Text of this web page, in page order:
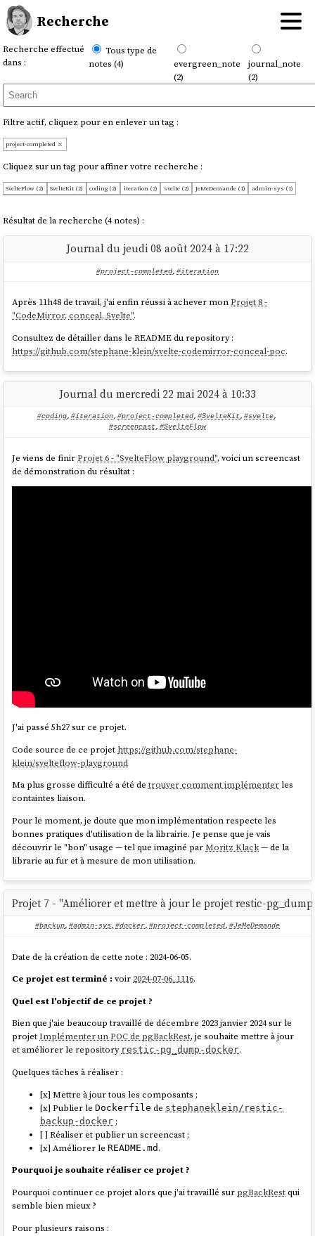
Recherche
Recherche effectué
dans :
Tous type de
notes (4)
evergreen_note
(2)
journal_note
(2)
Filtre actif, cliquez pour en enlever un tag :
project-completed
Cliquez sur un tag pour affiner votre recherche :
SvelteFlow (2) SvelteKit (2) coding (2) iteration (2) svelte (2) JeMeDemande (1)
admin-sys (1)
Résultat de la recherche (4 notes) :
Journal du jeudi 08 août 2024 à 17:22
#project-completed, #iteration
Après 11h48 de travail, j'ai enfin réussi à achever monProjet 8 -
"CodeMirror, conceal, Svelte".
Consultez de détailler dans le README du repository :
https://github.com/stephane-klein/svelte-codemirror-conceal-poc.
Journal du mercredi 22 mai 2024 à 10:33
#coding, #iteration, #project-completed, #SvelteKit, #svelte,
#screencast, #SvelteFlow
Je viens de finirProjet 6 - "SvelteFlow playground", voici un screencast
de démonstration du résultat :
J'ai passé 5h27 sur ce projet.
Code source de ce projet https://github.com/stephane-
klein/svelteflow-playground
Ma plus grosse difficulté a été detrouver comment implémenterles
containtes liaison.
Pour le moment, je doute que mon implémentation respecte les
bonnes pratiques d'utilisation de la librairie. Je pense que je vais
découvrir le "bon" usage — tel que imaginé parMoritz Klack— de la
librarie au fur et à mesure de mon utilisation.
Projet 7 - "Améliorer et mettre à jour le projet restic-
#backup, #admin-sys, #docker, #project-completed, #JeMeDemande
Date de la création de cette note : 2024-06-05.
Ce projet est terminé : voir 2024-07-06_1116.
Quel est l'objectif de ce projet ?
Bien que j'aie beaucoup travaillé de décembre 2023 janvier 2024 sur le
projetImplémenter un POC de pgBackRest, je souhaite mettre à jour
et améliorer le repository restic-pg_dump-docker.
Quelques tâches à réaliser :
[x] Mettre à jour tous les composants ;
[x] Publier leDockerfile de stephaneklein/restic-
backup-docker ;
[ ] Réaliser et publier un screencast ;
[x] Améliorer leREADME.md .
Pourquoi je souhaite réaliser ce projet ?
Pourquoi continuer ce projet alors que j'ai travaillé sur pgBackRestqui
semble bien mieux ?
Pour plusieurs raisons :